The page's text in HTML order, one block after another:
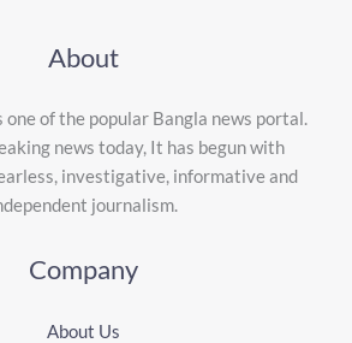
About
one of the popular Bangla news portal.
news today, It has begun with
investigative, informative and
journalism.
Company
About Us